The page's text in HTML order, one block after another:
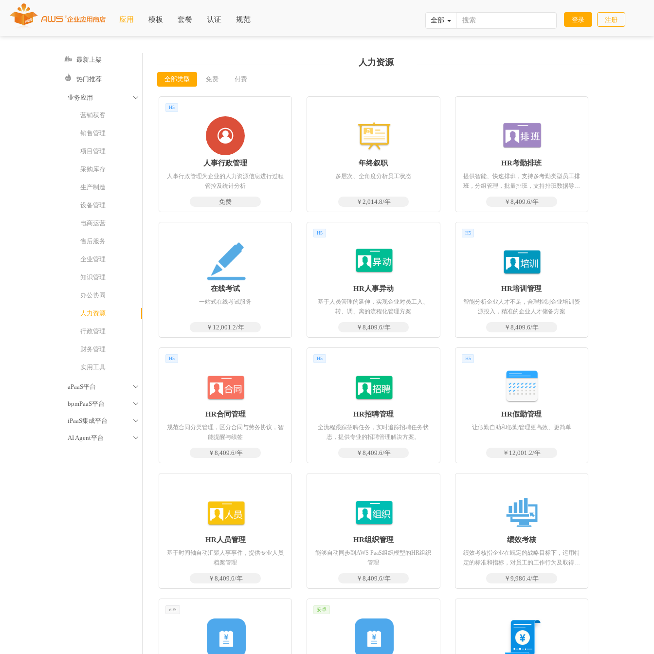
应用 模板 套餐 认证 规范 全部 登录 注册
最新上架
热门推荐

业务应用
营销获客
销售管理
项目管理
采购库存
生产制造
设备管理
电商运营
售后服务
企业管理
知识管理
办公协同
人力资源
行政管理
财务管理
实用工具

aPaaS平台

bpmPaaS平台

iPaaS集成平台

AI Agent平台
人力资源
全部类型 免费 付费
H5

人事行政管理
人事行政管理为企业的人力资源信息进行过程
管控及统计分析
免费
年终叙职
多层次、全角度分析员工状态
￥2,014.8/年
HR考勤排班
提供智能、快速排班，支持多考勤类型员工排
班，分组管理，批量排班，支持排班数据导入
￥8,409.6/年
在线考试
一站式在线考试服务
￥12,001.2/年
H5
HR人事异动
基于人员管理的延伸，实现企业对员工入、
转、调、离的流程化管理方案
￥8,409.6/年
H5
HR培训管理
智能分析企业人才不足，合理控制企业培训资
源投入，精准的企业人才储备方案
￥8,409.6/年
H5
HR合同管理
规范合同分类管理，区分合同与劳务协议，智
能提醒与续签
￥8,409.6/年
H5
HR招聘管理
全流程跟踪招聘任务，实时追踪招聘任务状
态，提供专业的招聘管理解决方案。
￥8,409.6/年
H5
HR假勤管理
让假勤自助和假勤管理更高效、更简单
￥12,001.2/年
HR人员管理
基于时间轴自动汇聚人事事件，提供专业人员
档案管理
￥8,409.6/年
HR组织管理
能够自动同步到AWS PaaS组织模型的HR组织
管理
￥8,409.6/年
绩效考核
绩效考核指企业在既定的战略目标下，运用特
定的标准和指标，对员工的工作行为及取得的
将来的工作行为和工作业绩产生正面引导的过
等。绩效考核是一项系统工程。绩效考核是绩
效管理过程中的一种手段。
￥9,986.4/年
iOS 安卓